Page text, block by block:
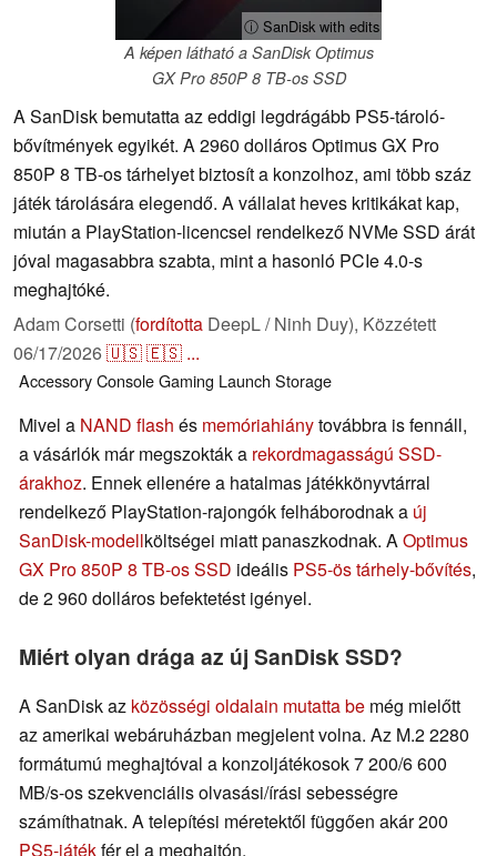
ⓘ SanDisk with edits
A képen látható a SanDisk Optimus
GX Pro 850P 8 TB-os SSD
A SanDisk bemutatta az eddigi legdrágább PS5-tároló-
bővítmények egyikét. A 2960 dolláros Optimus GX Pro
850P 8 TB-os tárhelyet biztosít a konzolhoz, ami több száz
játék tárolására elegendő. A vállalat heves kritikákat kap,
miután a PlayStation-licencsel rendelkező NVMe SSD árát
jóval magasabbra szabta, mint a hasonló PCIe 4.0-s
meghajtóké.
Adam Corsetti (fordította DeepL / Ninh Duy), Közzétett
06/17/2026🇺🇸🇪🇸 ...
AccessoryConsoleGaming Launch Storage
Mivel a NAND flash és memóriahiánytovábbra is fennáll,
a vásárlók már megszokták a rekordmagasságú SSD-
árakhoz. Ennek ellenére a hatalmas játékkönyvtárral
rendelkező PlayStation-rajongók felháborodnak a új
SanDisk-modellköltségei miatt panaszkodnak. AOptimus
GX Pro 850P 8 TB-os SSD ideális PS5-ös tárhely-bővítés,
de 2 960 dolláros befektetést igényel.
Miért olyan drága az új SanDisk SSD?
A SanDisk az közösségi oldalain mutatta be még mielőtt
az amerikai webáruházban megjelent volna. Az M.2 2280
formátumú meghajtóval a konzoljátékosok 7 200/6 600
MB/s-os szekvenciális olvasási/írási sebességre
számíthatnak. A telepítési méretektől függően akár 200
PS5-játékfér el a meghajtón.